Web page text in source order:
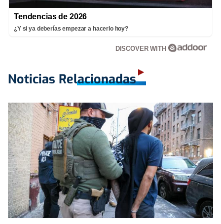
Tendencias de 2026
¿Y si ya deberías empezar a hacerlo hoy?
DISCOVER WITH
Noticias Relacionadas